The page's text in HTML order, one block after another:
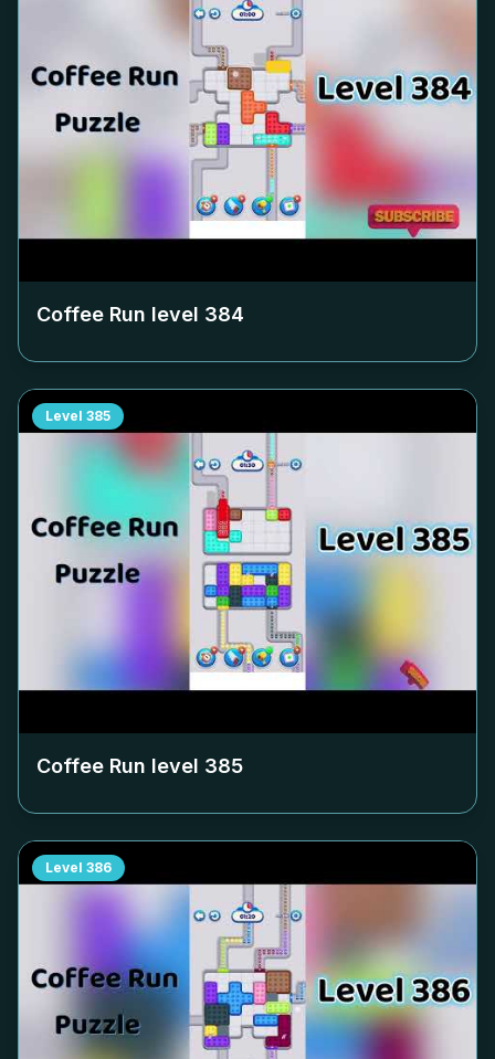
Coffee Run level 384
Level 385
Coffee Run level 385
Level 386